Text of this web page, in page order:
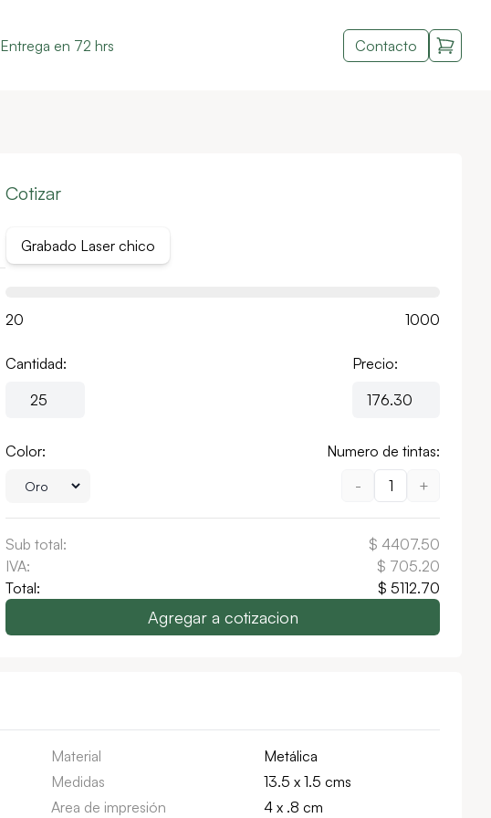
Entrega en 72 hrs Contacto
Cotizar
Grabado Laser chico
20 1000
Cantidad: Precio:
Color:
Numero de tintas:
-
1 +
Sub total: $ 4407.50
IVA:
$ 705.20
Total:
$ 5112.70
Agregar a cotizacion
Material
Metálica
Medidas
13.5 x 1.5 cms
Area de impresión
4 x .8 cm